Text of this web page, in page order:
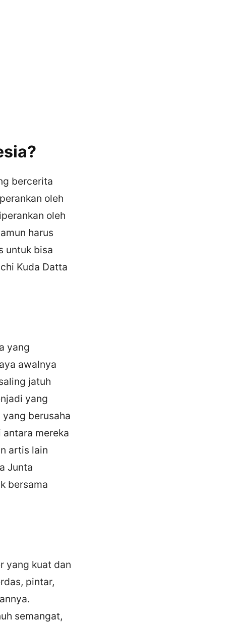
bercerita
oleh
oleh
harus
untuk bisa
Kuda Datta
yang
awalnya
jatuh
yang
berusaha
mereka
artis lain
Junta
bersama
yang kuat dan
pintar,
semangat,